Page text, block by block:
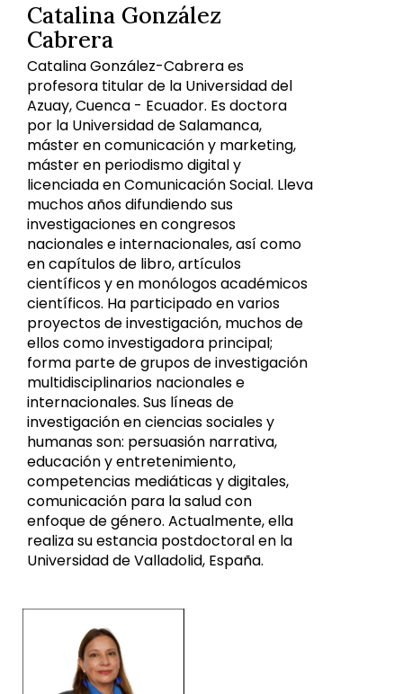
Catalina González
Cabrera
Catalina González-Cabrera es
profesora titular de la Universidad del
Azuay, Cuenca - Ecuador. Es doctora
por la Universidad de Salamanca,
máster en comunicación y marketing,
máster en periodismo digital y
licenciada en Comunicación Social. Lleva
muchos años difundiendo sus
investigaciones en congresos
nacionales e internacionales, así como
en capítulos de libro, artículos
científicos y en monólogos académicos
científicos. Ha participado en varios
proyectos de investigación, muchos de
ellos como investigadora principal;
forma parte de grupos de investigación
multidisciplinarios nacionales e
internacionales. Sus líneas de
investigación en ciencias sociales y
humanas son: persuasión narrativa,
educación y entretenimiento,
competencias mediáticas y digitales,
comunicación para la salud con
enfoque de género. Actualmente, ella
realiza su estancia postdoctoral en la
Universidad de Valladolid, España.